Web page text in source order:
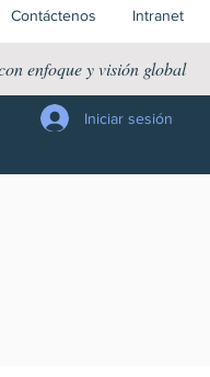
Iniciar sesión
Contáctenos Intranet
enfoque y visión global